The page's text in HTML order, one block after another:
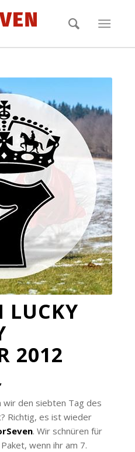
LUCKY
2012
wir den siebten Tag des
Richtig, es ist wieder
. Wir schnüren für
wenn ihr am 7.